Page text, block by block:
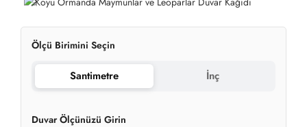
Ölçü Birimini Seçin
Santimetre İnç
Duvar Ölçünüzü Girin